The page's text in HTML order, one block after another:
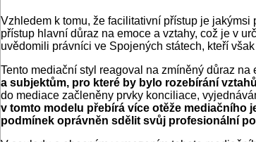
Vzhledem k tomu, že facilitativní přístup je
přístup hlavní důraz na emoce a vztahy, což je v
uvědomili právníci ve Spojených státech, kteří
Tento mediační styl reagoval na zmíněný důraz na
a subjektům, pro které by bylo rozebírání
do mediace začleněny prvky konciliace,
v tomto modelu přebírá více otěže mediačního
podmínek oprávněn sdělit svůj profesionální